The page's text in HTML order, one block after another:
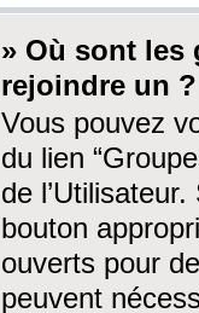
» Où sont les
rejoindre un ?
Vous pouvez
du lien
de
bouton
ouverts pour
peuvent